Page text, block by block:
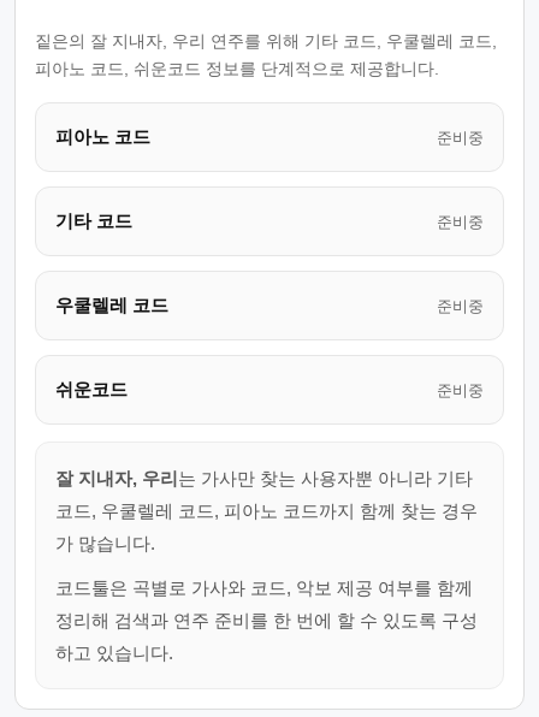
짙은의 잘 지내자, 우리 연주를 위해 기타 코드, 우쿨렐레 코드,
피아노 코드, 쉬운코드 정보를 단계적으로 제공합니다.
피아노 코드 준비중
기타 코드 준비중
우쿨렐레 코드 준비중
쉬운코드 준비중
잘 지내자, 우리는 가사만 찾는 사용자뿐 아니라 기타
코드, 우쿨렐레 코드, 피아노 코드까지 함께 찾는 경우
가 많습니다.
코드툴은 곡별로 가사와 코드, 악보 제공 여부를 함께
정리해 검색과 연주 준비를 한 번에 할 수 있도록 구성
하고 있습니다.